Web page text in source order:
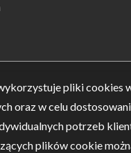
pliki cookies
oraz w celu
potrzeb
plików cookie